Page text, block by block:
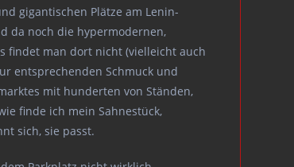
gigantischen Plätze am Lenin-
da noch die hypermodernen,
findet man dort nicht (vielleicht auch
entsprechenden Schmuck und
mit hunderten von Ständen,
finde ich mein Sahnestück,
sich, sie passt.